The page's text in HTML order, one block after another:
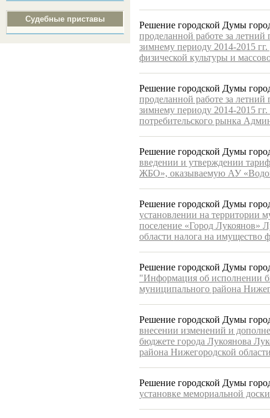
Судебные приставы
Решение городской Думы
проделанной работе за
зимнему периоду 2014-2015
физической культуры и
Решение городской Думы
проделанной работе за
зимнему периоду 2014-2015
потребительского рынка
Решение городской Думы
введении и утверждении
ЖБО», оказываемую АУ
Решение городской Думы
установлении на территории
поселение «Город Лукоянов»
области налога на имущество
Решение городской Думы
"Информация об исполнении
муниципального района
Решение городской Думы
внесении изменений и
бюджете города Лукоянова
района Нижегородской
Решение городской Думы
установке мемориальной